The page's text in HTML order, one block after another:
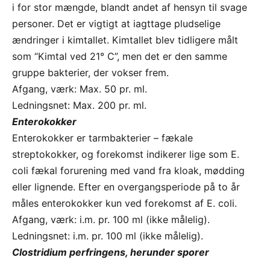
i for stor mængde, blandt andet af hensyn til svage
personer. Det er vigtigt at iagttage pludselige
ændringer i kimtallet. Kimtallet blev tidligere målt
som “Kimtal ved 21° C”, men det er den samme
gruppe bakterier, der vokser frem.
Afgang, værk: Max. 50 pr. ml.
Ledningsnet: Max. 200 pr. ml.
Enterokokker
Enterokokker er tarmbakterier – fækale
streptokokker, og forekomst indikerer lige som E.
coli fækal forurening med vand fra kloak, mødding
eller lignende. Efter en overgangsperiode på to år
måles enterokokker kun ved forekomst af E. coli.
Afgang, værk: i.m. pr. 100 ml (ikke målelig).
Ledningsnet: i.m. pr. 100 ml (ikke målelig).
Clostridium perfringens, herunder sporer